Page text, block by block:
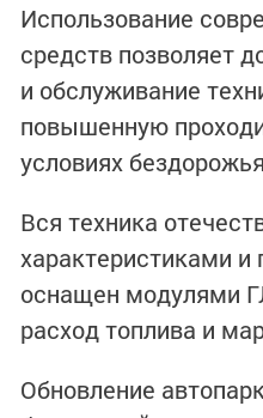
Использование
средств позволяет
и обслуживание
повышенную
условиях
Вся техника
характеристиками
оснащен модулями
расход топлива и
Обновление